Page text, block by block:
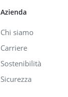
Azienda
Chi siamo
Carriere
Sostenibilità
Sicurezza